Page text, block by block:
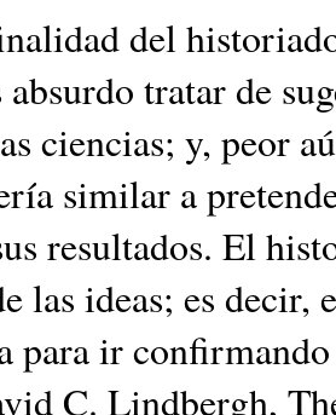
del
tratar de
ciencias; y, peor
similar a
resultados. El
las ideas; es decir,
para ir
C. Lindbergh,